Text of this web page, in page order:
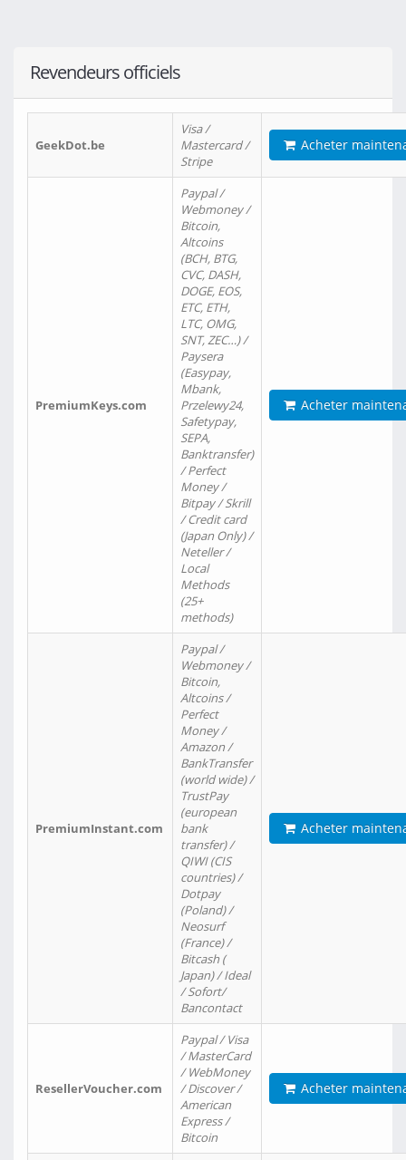
Revendeurs officiels
GeekDot.be
Visa /
Mastercard /
Stripe
Acheter
PremiumKeys.com
Paypal /
Webmoney /
Bitcoin,
Altcoins
(BCH, BTG,
CVC, DASH,
DOGE, EOS,
ETC, ETH,
LTC, OMG,
SNT, ZEC…) /
Paysera
(Easypay,
Mbank,
Przelewy24,
Safetypay,
SEPA,
Banktransfer)
/ Perfect
Money /
Bitpay / Skrill
/ Credit card
(Japan Only) /
Neteller /
Local
Methods
(25+
methods)
Acheter
PremiumInstant.com
Paypal /
Webmoney /
Bitcoin,
Altcoins /
Perfect
Money /
Amazon /
BankTransfer
(world wide) /
TrustPay
(european
bank
transfer) /
QIWI (CIS
countries) /
Dotpay
(Poland) /
Neosurf
(France) /
Bitcash (
Japan) / Ideal
/ Sofort/
Bancontact
Acheter
ResellerVoucher.com
Paypal / Visa
/ MasterCard
/ WebMoney
/ Discover /
American
Express /
Bitcoin
Acheter